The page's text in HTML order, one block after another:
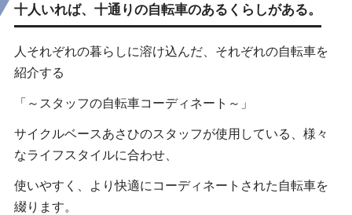
十人いれば、十通りの自転車のあるくらしがある。
人それぞれの暮らしに溶け込んだ、 それぞれの自転車を
紹介する
「～スタッフの自転車コーディネート～」
サイクルベースあさひのスタッフが使用している、様々
なライフスタイルに合わせ、
使いやすく、より快適にコーディネートされた自転車を
綴ります。